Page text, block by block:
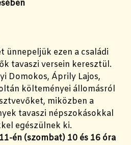
ünnepeljük ezen a családi
tavaszi versein keresztül.
Domokos, Áprily Lajos,
költeményei állomásról
miközben a
tavaszi népszokásokkal
egészülnek ki.
én (szombat) 10 és 16 óra